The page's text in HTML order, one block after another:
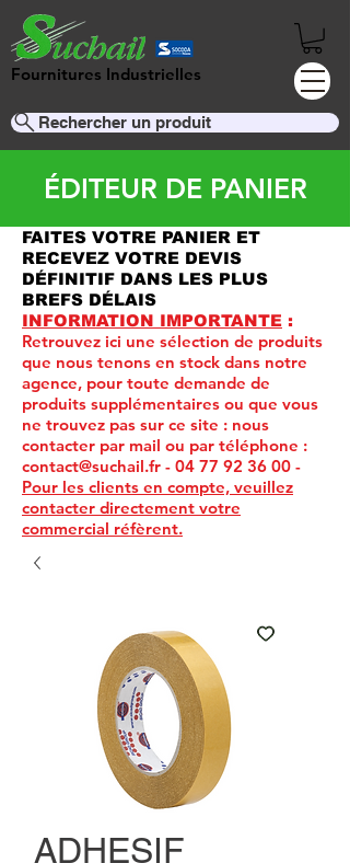
Fournitures Industrielles
Rechercher un produit
ÉDITEUR DE PANIER
FAITES VOTRE PANIER ET
RECEVEZ VOTRE DEVIS
DÉFINITIF DANS LES PLUS
BREFS DÉLAIS
INFORMATION IMPORTANTE :
Retrouvez ici une sélection de produits
que nous tenons en stock dans notre
agence, pour toute demande de
produits supplémentaires ou que vous
ne trouvez pas sur ce site : nous
contacter par mail ou par téléphone :
contact@suchail.fr - 04 77 92 36 00 -
Pour les clients en compte, veuillez
contacter directement votre
commercial réfèrent.
ADHESIF